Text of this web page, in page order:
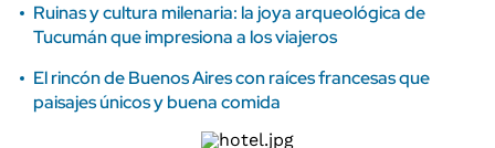
Ruinas y cultura milenaria: la joya arqueológica de
Tucumán que impresiona a los viajeros
El rincón de Buenos Aires con raíces francesas que
paisajes únicos y buena comida